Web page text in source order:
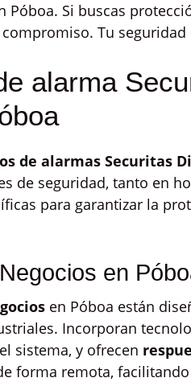
Póboa. Si buscas
Tu
alarma
de alarmas Securitas
de seguridad, tanto en
para garantizar la
en
en Póboa están
Incorporan
sistema, y ofrecen
forma remota,